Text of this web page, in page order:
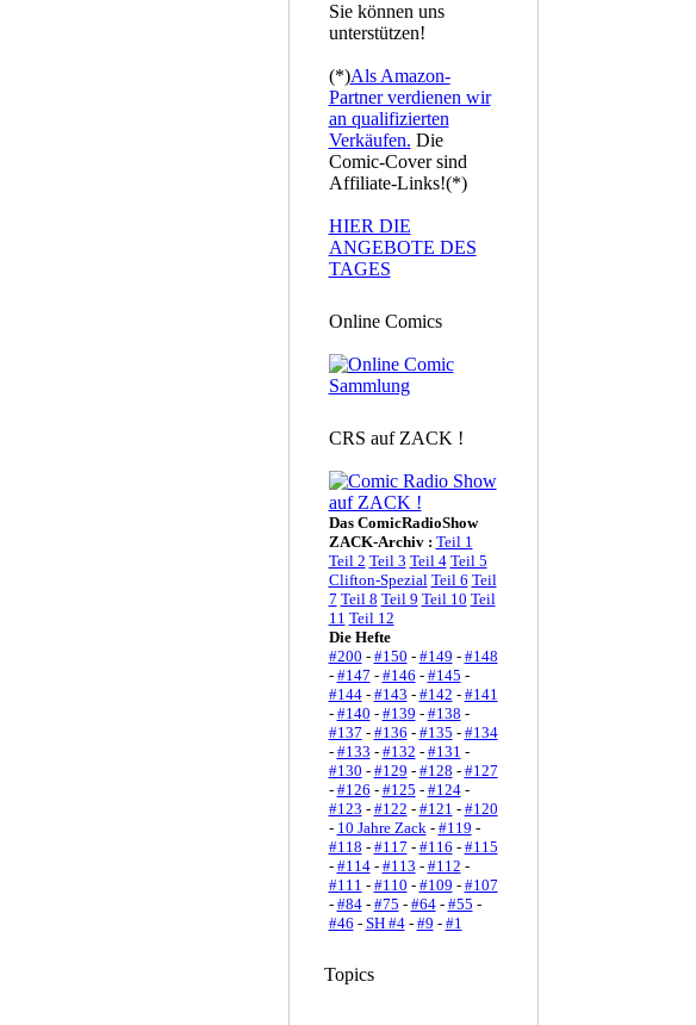
Sie können uns
unterstützen!
(*)Als Amazon-
Partner verdienen wir
an qualifizierten
Verkäufen. Die
Comic-Cover sind
Affiliate-Links!(*)
HIER DIE
ANGEBOTE DES
TAGES
Online Comics
CRS auf ZACK !
Das ComicRadioShow
ZACK-Archiv : Teil 1
Teil 2 Teil 3 Teil 4 Teil 5
Clifton-Spezial Teil 6 Teil
7 Teil 8 Teil 9 Teil 10 Teil
11 Teil 12
Die Hefte
#200 - #150 - #149 - #148
- #147 - #146 - #145 -
#144- #143 - #142 - #141
- #140 - #139 - #138 -
#137 - #136 - #135 - #134
- #133 - #132 - #131 -
#130 - #129 - #128 - #127
- #126 - #125 - #124-
#123 - #122 - #121 - #120
- 10 Jahre Zack- #119 -
#118 - #117 - #116 - #115
- #114- #113 - #112 -
#111 - #110 - #109 - #107
- #84- #75 - #64- #55 -
#46 - SH #4- #9 - #1
Topics